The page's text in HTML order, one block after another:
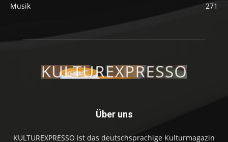
Musik
271
Über uns
KULTUREXPRESSO ist das deutschsprachige Kulturmagazin